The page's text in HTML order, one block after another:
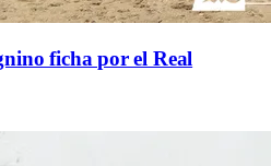
ficha por el Real